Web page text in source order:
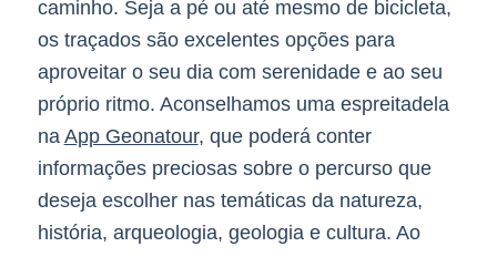
caminho. Seja a pé ou até mesmo de bicicleta,
os traçados são excelentes opções para
aproveitar o seu dia com serenidade e ao seu
próprio ritmo. Aconselhamos uma espreitadela
na App Geonatour, que poderá conter
informações preciosas sobre o percurso que
deseja escolher nas temáticas da natureza,
história, arqueologia, geologia e cultura. Ao